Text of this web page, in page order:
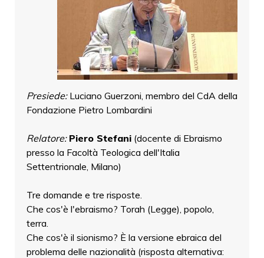
Presiede: Luciano Guerzoni, membro del CdA della
Fondazione Pietro Lombardini
Relatore: Piero Stefani (docente di Ebraismo
presso la Facoltà Teologica dell'Italia
Settentrionale, Milano)
Tre domande e tre risposte.
Che cos'è l'ebraismo? Torah (Legge), popolo,
terra.
Che cos'è il sionismo? È la versione ebraica del
problema delle nazionalità (risposta alternativa: